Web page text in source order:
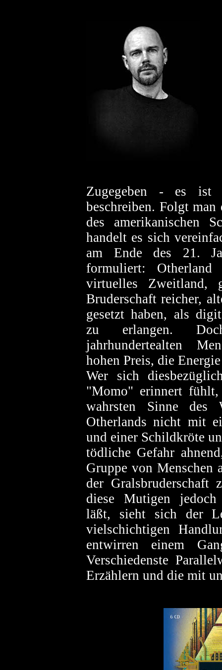
Zugegeben - es ist
beschreiben. Folgt
des amerikanischen
handelt es sich
am Ende des 21.
formuliert:
virtuelles Zweitland,
Bruderschaft reicher,
gesetzt haben, als
zu erlangen.
jahrhundertealten
hohen Preis, die
Wer sich
"Momo" erinnert
wahrsten Sinne des
Otherlands nicht mit
und einer Schildkröte
tödliche Gefahr
Gruppe von Menschen
der Gralsbruderschaft
diese Mutigen jedoch
läßt, sieht sich der
vielschichtigen
entwirren einem
Verschiedenste
Erzählern und die mit